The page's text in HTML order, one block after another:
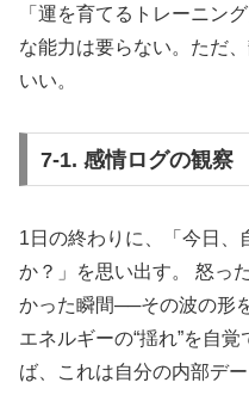
「運を育てるトレーニン
な能力は要らない。ただ
いい。
7-1. 感情ログの観察
1日の終わりに、「今日、
か？」を思い出す。 怒っ
かった瞬間──その波の形
エネルギーの“揺れ”を自
ば、これは自分の内部デ